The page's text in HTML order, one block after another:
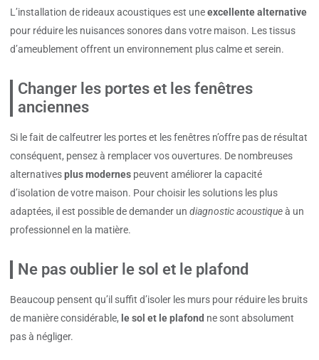
L’installation de rideaux acoustiques est uneexcellente alternative
pour réduire les nuisances sonores dans votre maison. Les tissus
d’ameublement offrent un environnement plus calme et serein.
Changer les portes et les fenêtres
anciennes
Si le fait de calfeutrer les portes et les fenêtres n’offre pas de résultat
conséquent, pensez à remplacer vos ouvertures. De nombreuses
alternativesplus modernes peuvent améliorer la capacité
d’isolation de votre maison. Pour choisir les solutions les plus
adaptées, il est possible de demander un diagnostic acoustiqueà un
professionnel en la matière.
Ne pas oublier le sol et le plafond
Beaucoup pensent qu’il suffit d’isoler les murs pour réduire les bruits
de manière considérable, le sol et le plafond ne sont absolument
pas à négliger.